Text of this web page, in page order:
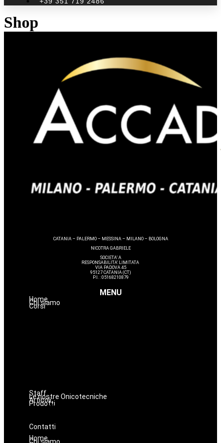
Shop
CATANIA – PALERMO – MESSINA – MILANO – BOLOGNA
NICOTRA GABRIELE
SOCIETA’ A
RESPONSABILITA’ LIMITATA
VIA PADOVA 45
95127 CATANIA (CT)
P.I. : 05168210879
MENU
Home
Chi siamo
Corsi
Staff
Le nostre Onicotecniche
Articoli
ProdottiOniconails
Prodotti per ricostruzione unghie
Contatti
Home